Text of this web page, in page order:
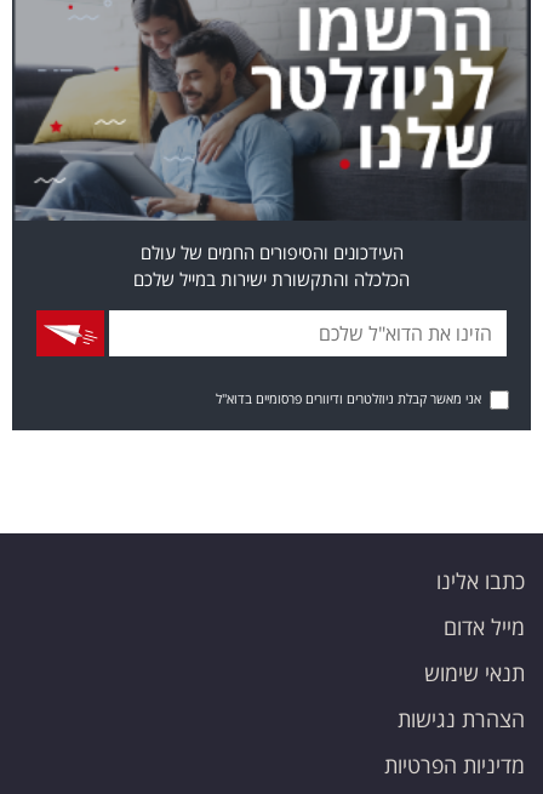
העידכונים והסיפורים החמים של עולם
הכלכלה והתקשורת ישירות במייל שלכם
אני מאשר קבלת ניוזלטרים ודיוורים פרסומיים בדוא"ל
כתבו אלינו
מייל אדום
תנאי שימוש
הצהרת נגישות
מדיניות הפרטיות